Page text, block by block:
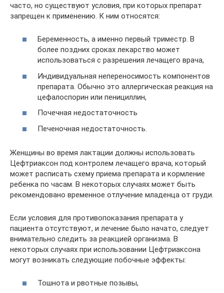
часто, но существуют условия, при которых препарат
запрещен к применению. К ним относятся:
Беременность, а именно первый триместр. В
более поздних сроках лекарство может
использоваться с разрешения лечащего врача,
Индивидуальная непереносимость компонентов
препарата. Обычно это аллергическая реакция на
цефалоспорин или пенициллин,
Почечная недостаточность
Печеночная недостаточность.
Женщины во время лактации должны использовать
Цефтриаксон под контролем лечащего врача, который
может расписать схему приема препарата и кормление
ребенка по часам. В некоторых случаях может быть
рекомендовано временное отлучение младенца от груди.
Если условия для противопоказания препарата у
пациента отсутствуют, и лечение было начато, следует
внимательно следить за реакцией организма. В
некоторых случаях при использовании Цефтриаксона
могут возникать следующие побочные эффекты:
Тошнота и рвотные позывы,